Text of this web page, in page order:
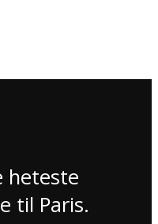
heteste
til Paris.